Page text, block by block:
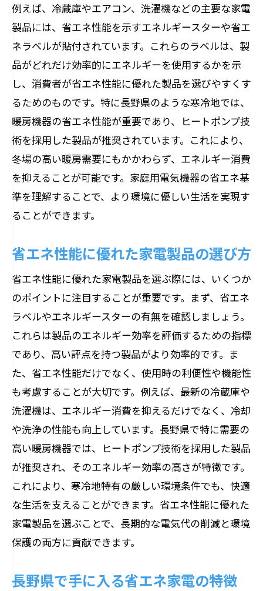
例えば、冷蔵庫やエアコン、洗濯機などの主要な家電
製品には、省エネ性能を示すエネルギースターや省エ
ネラベルが貼付されています。これらのラベルは、製
品がどれだけ効率的にエネルギーを使用するかを示
し、消費者が省エネ性能に優れた製品を選びやすくす
るためのものです。特に長野県のような寒冷地では、
暖房機器の省エネ性能が重要であり、ヒートポンプ技
術を採用した製品が推奨されています。これにより、
冬場の高い暖房需要にもかかわらず、エネルギー消費
を抑えることが可能です。家庭用電気機器の省エネ基
準を理解することで、より環境に優しい生活を実現す
ることができます。
省エネ性能に優れた家電製品の選び方
省エネ性能に優れた家電製品を選ぶ際には、いくつか
のポイントに注目することが重要です。まず、省エネ
ラベルやエネルギースターの有無を確認しましょう。
これらは製品のエネルギー効率を評価するための指標
であり、高い評点を持つ製品がより効率的です。ま
た、省エネ性能だけでなく、使用時の利便性や機能性
も考慮することが大切です。例えば、最新の冷蔵庫や
洗濯機は、エネルギー消費を抑えるだけでなく、冷却
や洗浄の性能も向上しています。長野県で特に需要の
高い暖房機器では、ヒートポンプ技術を採用した製品
が推奨され、そのエネルギー効率の高さが特徴です。
これにより、寒冷地特有の厳しい環境条件でも、快適
な生活を支えることができます。省エネ性能に優れた
家電製品を選ぶことで、長期的な電気代の削減と環境
保護の両方に貢献できます。
長野県で手に入る省エネ家電の特徴